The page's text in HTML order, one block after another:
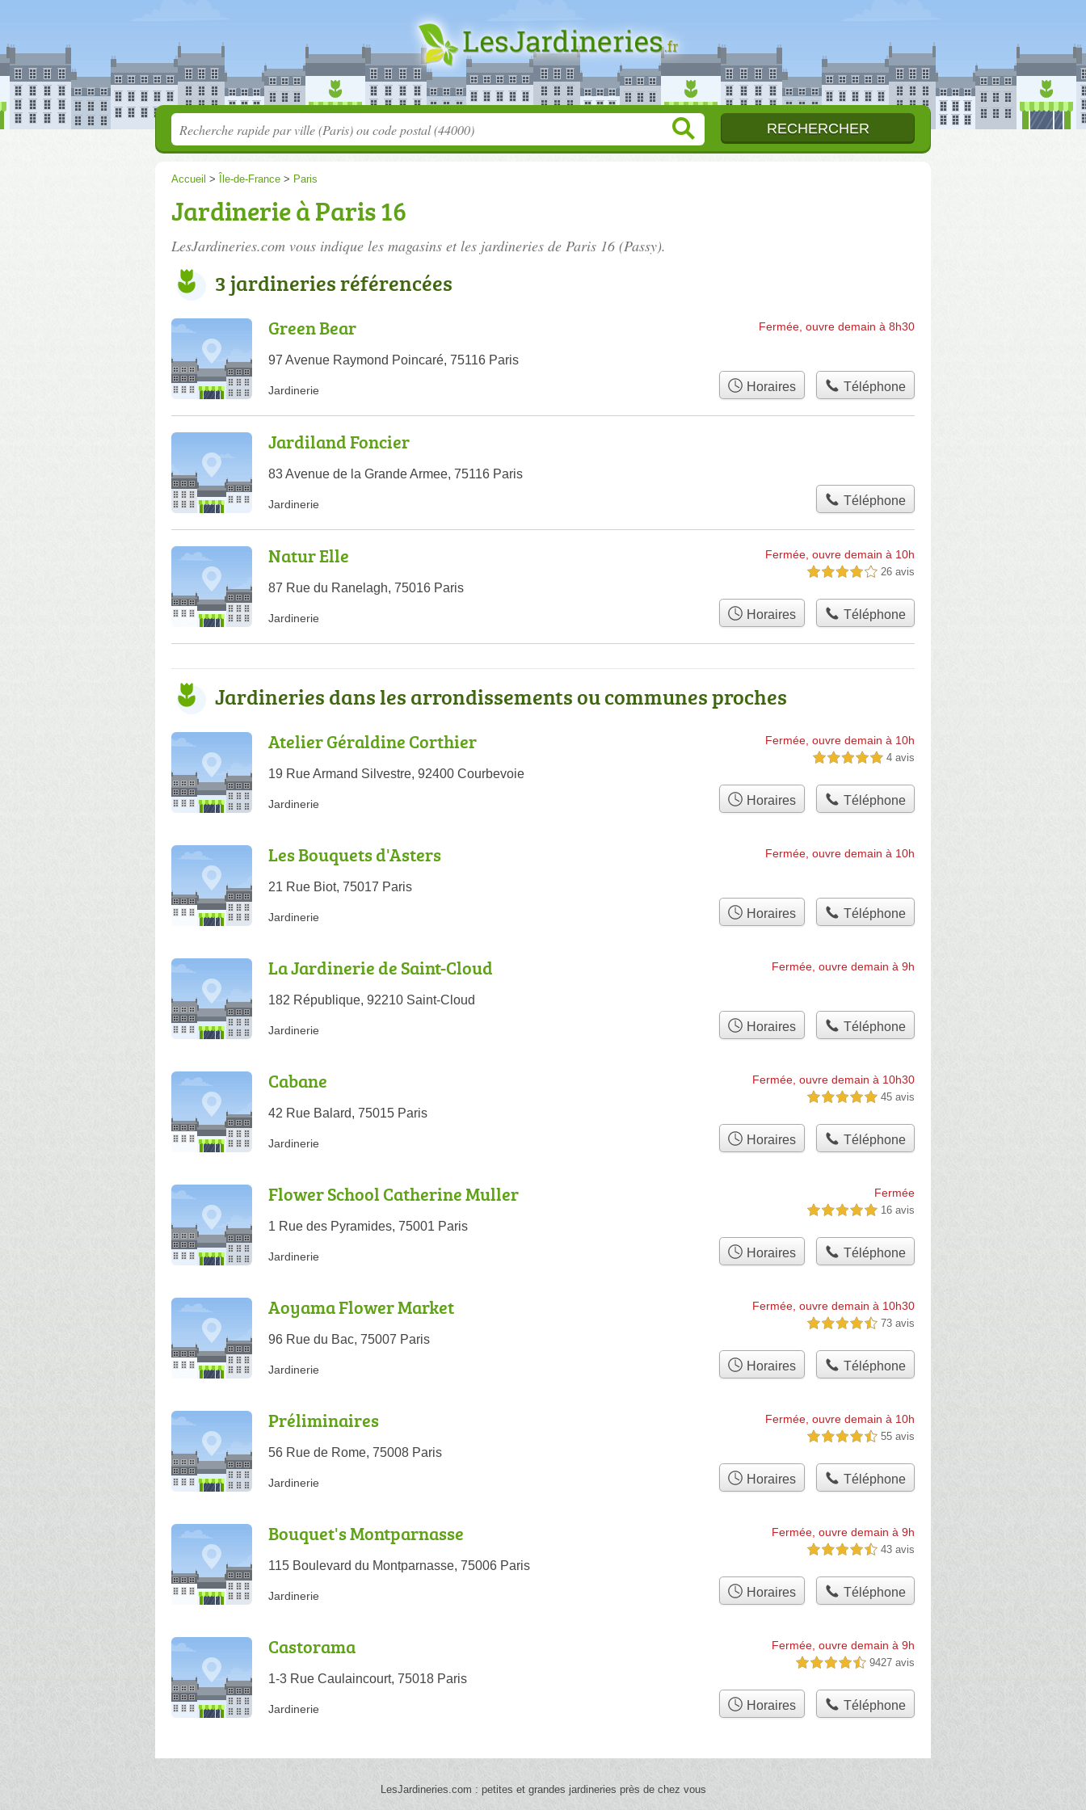
Accueil > Île-de-France > Paris
Jardinerie à Paris 16
LesJardineries.com vous indique les magasins et les jardineries de Paris 16 (Passy).
3 jardineries référencées
Green Bear
97 Avenue Raymond Poincaré, 75116 Paris
Fermée, ouvre demain à 8h30
Jardinerie Horaires Téléphone
Jardiland Foncier
83 Avenue de la Grande Armee, 75116 Paris
Jardinerie Téléphone
Natur Elle
87 Rue du Ranelagh, 75016 Paris
Fermée, ouvre demain à 10h
4,0 étoiles sur 5 26 avis
Jardinerie Horaires Téléphone
Jardineries dans les arrondissements ou communes proches
Atelier Géraldine Corthier
19 Rue Armand Silvestre, 92400 Courbevoie
Fermée, ouvre demain à 10h
5,0 étoiles sur 5 4 avis
Jardinerie Horaires Téléphone
Les Bouquets d'Asters
21 Rue Biot, 75017 Paris
Fermée, ouvre demain à 10h
Jardinerie Horaires Téléphone
La Jardinerie de Saint-Cloud
182 République, 92210 Saint-Cloud
Fermée, ouvre demain à 9h
Jardinerie Horaires Téléphone
Cabane
42 Rue Balard, 75015 Paris
Fermée, ouvre demain à 10h30
5,0 étoiles sur 5 45 avis
Jardinerie Horaires Téléphone
Flower School Catherine Muller
1 Rue des Pyramides, 75001 Paris
Fermée
5,0 étoiles sur 5 16 avis
Jardinerie Horaires Téléphone
Aoyama Flower Market
96 Rue du Bac, 75007 Paris
Fermée, ouvre demain à 10h30
4,5 étoiles sur 5 73 avis
Jardinerie Horaires Téléphone
Préliminaires
56 Rue de Rome, 75008 Paris
Fermée, ouvre demain à 10h
4,5 étoiles sur 5 55 avis
Jardinerie Horaires Téléphone
Bouquet's Montparnasse
115 Boulevard du Montparnasse, 75006 Paris
Fermée, ouvre demain à 9h
4,5 étoiles sur 5 43 avis
Jardinerie Horaires Téléphone
Castorama
1-3 Rue Caulaincourt, 75018 Paris
Fermée, ouvre demain à 9h
4,5 étoiles sur 5 9427 avis
Jardinerie Horaires Téléphone
LesJardineries.com : petites et grandes jardineries près de chez vous